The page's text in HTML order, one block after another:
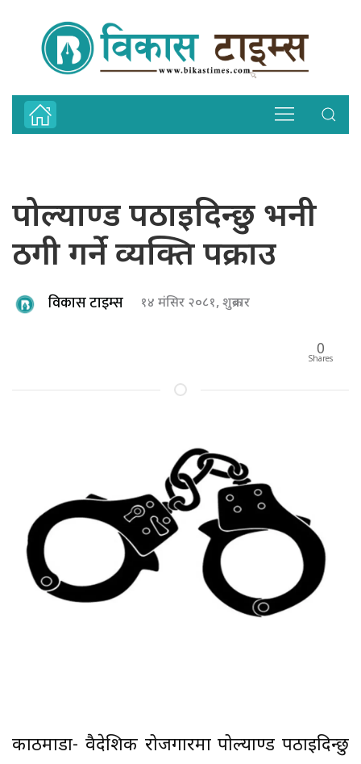
पोल्याण्ड पठाइदिन्छु भनी
ठगी गर्ने व्यक्ति पक्राउ
विकास टाइम्स १४ मंसिर २०८१, शुक्रबार
0
Shares
काठमाडौँ- वैदेशिक रोजगारमा पोल्याण्ड पठाइदिन्छु